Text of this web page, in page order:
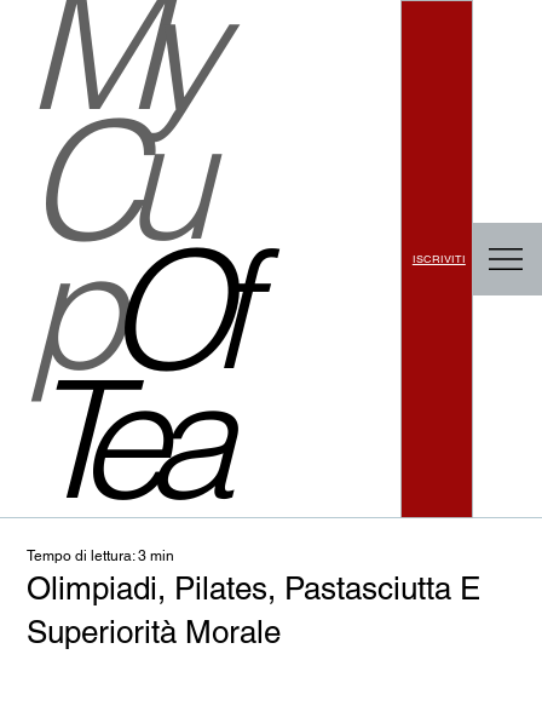
My
Cu
pOf
Tea
ISCRIVITI
Olimpiadi, Pilates, Pastasciutta E
Superiorità Morale
Tempo di lettura: 3 min